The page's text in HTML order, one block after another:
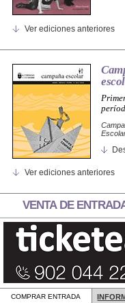
Ver ediciones anteriores
Ver ediciones anteriores
VENTA DE
COMPRAR ENTRADA